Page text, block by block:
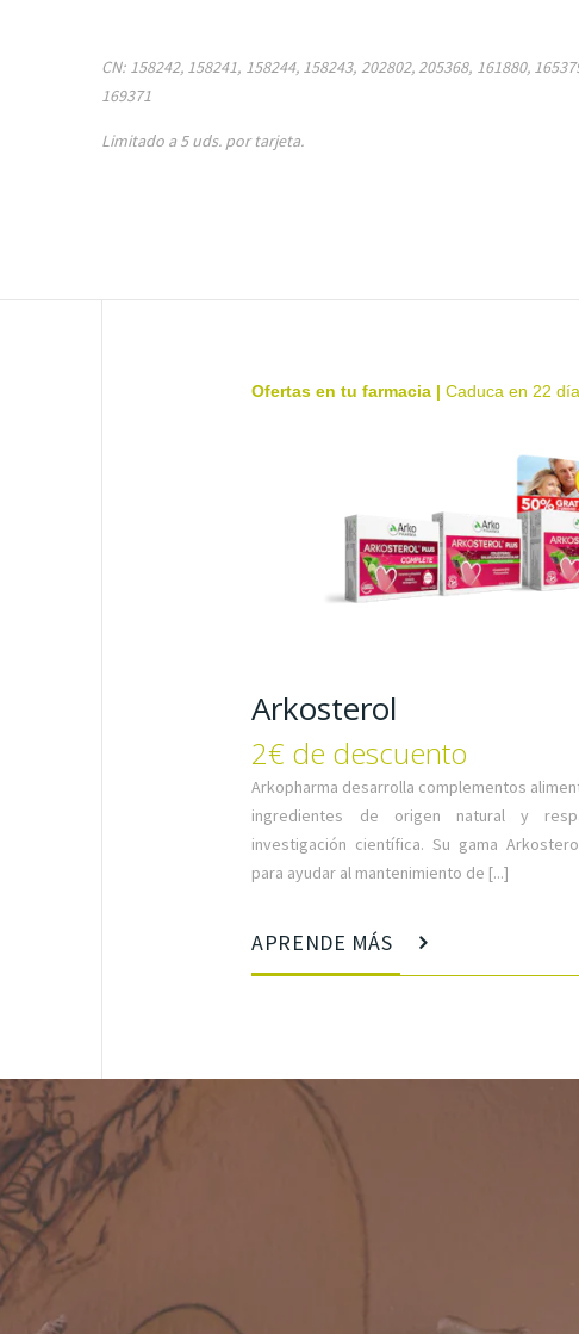
CN: 158242, 158241, 158244, 158243, 202802, 205368, 161880,
169371
Limitado a 5 uds. por tarjeta.
Ofertas en tu farmacia |Caduca en 22
Arkosterol
2€ de descuento
Arkopharma desarrolla complementos
ingredientes de origen natural y
investigación científica. Su gama
para ayudar al mantenimiento de [...]
APRENDE MÁS